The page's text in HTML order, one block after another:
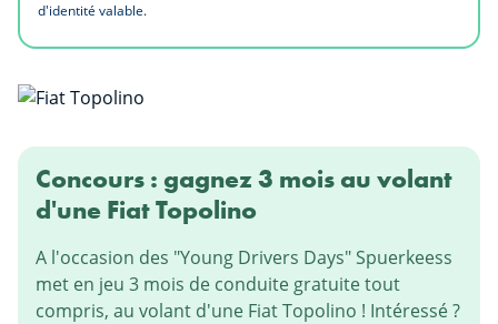
d'identité valable.
Concours : gagnez 3 mois au volant
d'une Fiat Topolino
A l'occasion des "Young Drivers Days" Spuerkeess
met en jeu 3 mois de conduite gratuite tout
compris, au volant d'une Fiat Topolino ! Intéressé ?